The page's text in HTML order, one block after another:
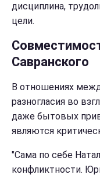
дисциплина,
цели.
Савранского
В отношениях
разногласия во
даже бытовых
являются
"Сама по себе
конфликтности.